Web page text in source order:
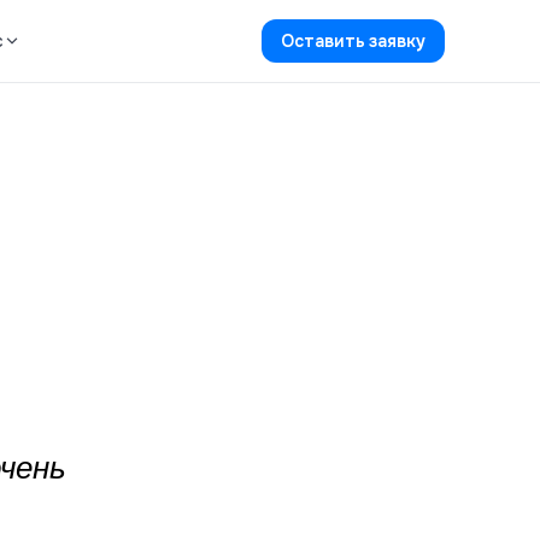
Оставить заявку